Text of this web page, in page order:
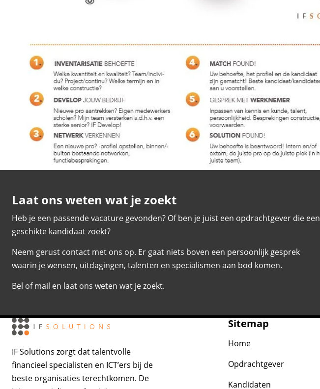
Laat ons weten wat je zoekt
Heb je een passende vacature gevonden? Of ben je juist een opdrachtgever die een
geschikte kandidaat zoekt?
Neem gerust contact met ons op. Er gaat niets boven een persoonlijk gesprek
waarin je wensen, uitdagingen, talenten en specialismen aan bod komen.
Bel of mail en laat ons weten wat je zoekt.
IF Solutions zorgt dat talentvolle
financieel specialisten en ICT’ers bij de
beste organisaties terechtkomen. De
Sitemap
Home
Opdrachtgever
Kandidaten